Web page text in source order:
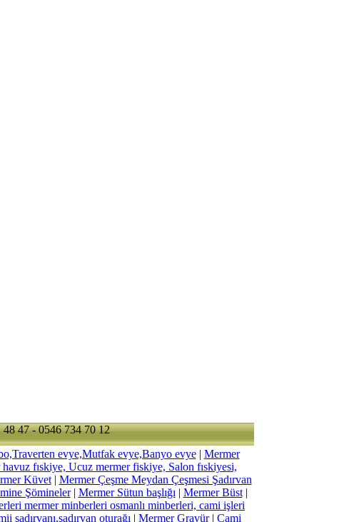
47 - 0546 734 70 12
evye,Mutfak evye,Banyo evye| Mermer
fıskiye, Ucuz mermer fiskiye, Salon fıskiyesi,
Küvet| Mermer Çeşme Meydan Çeşmesi Şadırvan
Şömineler| Mermer Sütun başlığı | Mermer Büst|
mermer minberleri osmanlı minberleri, cami işleri
şadırvanı,şadırvan oturağı | Mermer Gravür| Cami